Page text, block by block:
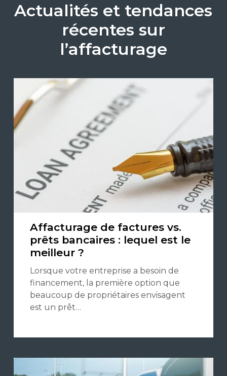
Actualités et tendances
récentes sur
l’affacturage
Affacturage de factures vs.
prêts bancaires : lequel est le
meilleur ?
Lorsque votre entreprise a besoin de
financement, la première option que
beaucoup de propriétaires envisagent
est un prêt…